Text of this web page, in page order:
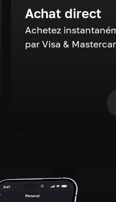
Achat direct
Achetez
par Visa &